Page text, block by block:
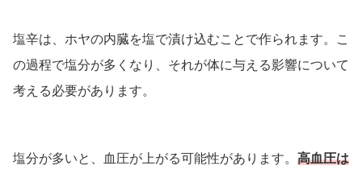
塩辛は、ホヤの内臓を塩で漬け込むことで作られます。こ
の過程で塩分が多くなり、それが体に与える影響について
考える必要があります。
塩分が多いと、血圧が上がる可能性があります。 高血圧は